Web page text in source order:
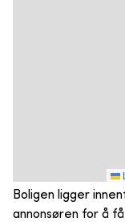
Boligen ligger
annonsøren for å